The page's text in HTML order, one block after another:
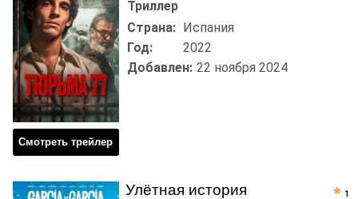
Смотреть трейлер
Триллер
Страна: Испания
Год:
2022
Добавлен: 22 ноября 2024
Улётная история 1